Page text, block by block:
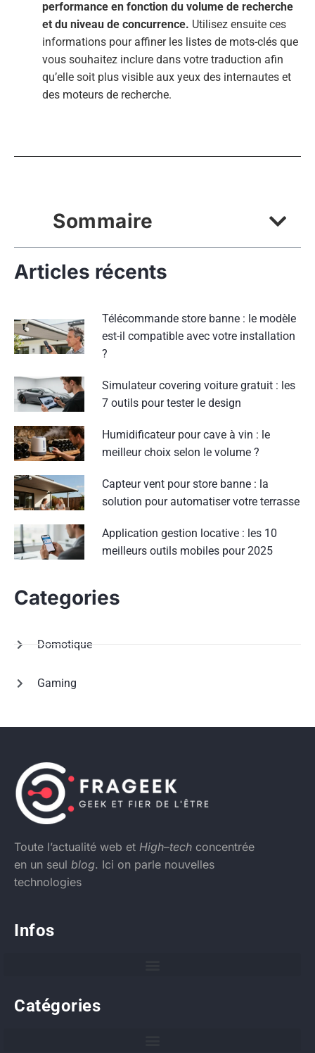
performance en fonction du volume de recherche
et du niveau de concurrence. Utilisez ensuite ces
informations pour affiner les listes de mots-clés que
vous souhaitez inclure dans votre traduction afin
qu’elle soit plus visible aux yeux des internautes et
des moteurs de recherche.
Sommaire
Articles récents
Télécommande store banne : le modèle
est-il compatible avec votre installation
?
Simulateur covering voiture gratuit : les
7 outils pour tester le design
Humidificateur pour cave à vin : le
meilleur choix selon le volume ?
Capteur vent pour store banne : la
solution pour automatiser votre terrasse
Application gestion locative : les 10
meilleurs outils mobiles pour 2025
Categories
Domotique
Gaming
Toute l’actualité web et High–tech concentrée
en un seul blog. Ici on parle nouvelles
technologies
Infos
Catégories